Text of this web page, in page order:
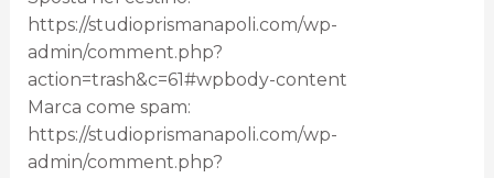
https://studioprismanapoli.com/wp-
admin/comment.php?
action=trash&c=61#wpbody-content
Marca come spam:
https://studioprismanapoli.com/wp-
admin/comment.php?